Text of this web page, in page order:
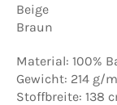
Beige
Braun
Material: 100%
Gewicht: 214 g/
Stoffbreite: 138